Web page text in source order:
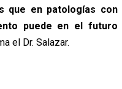
que en patologías con
puede en el futuro
el Dr. Salazar.